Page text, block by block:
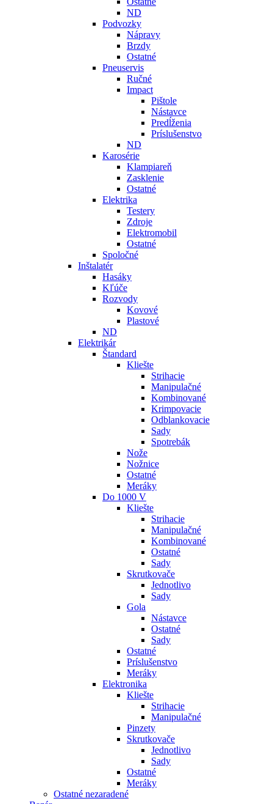
ND
Podvozky
Nápravy
Brzdy
Ostatné
Pneuservis
Ručné
Impact
Pištole
Nástavce
Predĺženia
Príslušenstvo
ND
Karosérie
Klampiareň
Zasklenie
Ostatné
Elektrika
Testery
Zdroje
Elektromobil
Ostatné
Spoločné
Inštalatér
Hasáky
Kľúče
Rozvody
Kovové
Plastové
ND
Elektrikár
Štandard
Kliešte
Strihacie
Manipulačné
Kombinované
Krimpovacie
Odblankovacie
Sady
Spotrebák
Nože
Nožnice
Ostatné
Meráky
Do 1000 V
Kliešte
Strihacie
Manipulačné
Kombinované
Ostatné
Sady
Skrutkovače
Jednotlivo
Sady
Gola
Nástavce
Ostatné
Sady
Ostatné
Príslušenstvo
Meráky
Elektronika
Kliešte
Strihacie
Manipulačné
Pinzety
Skrutkovače
Jednotlivo
Sady
Ostatné
Meráky
Ostatné nezaradené